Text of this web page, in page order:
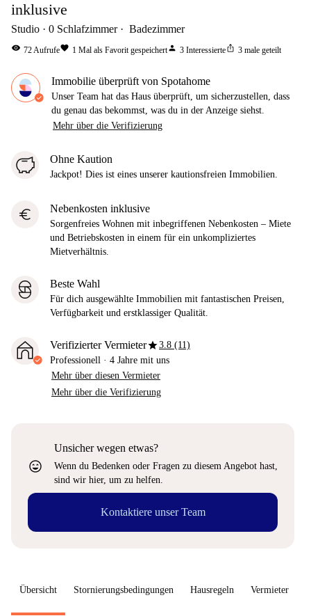
inklusive
Studio 0 Schlafzimmer Badezimmer
visibility 72Aufrufefavorite 1 Mal als Favorit gespeichertperson 3 Interessierteios_share 3 male geteilt
Immobilie überprüft von Spotahome
Unser Team hat das Haus überprüft, um sicherzustellen, dass
du genau das bekommst, was du in der Anzeige siehst.
Mehr über die Verifizierung
Ohne Kaution
Jackpot! Dies ist eines unserer kautionsfreien Immobilien.
euro Nebenkosten inklusive
Sorgenfreies Wohnen mit inbegriffenen Nebenkosten – Miete
und Betriebskosten in einem für ein unkompliziertes
Mietverhältnis.
Beste Wahl
Für dich ausgewählte Immobilien mit fantastischen Preisen,
Verfügbarkeit und erstklassiger Qualität.
Verifizierter Vermieterstar3.8 (11)
Professionell · 4 Jahre mit uns
Mehr über diesen Vermieter
Mehr über die Verifizierung
sentiment_very_satisfied
Unsicher wegen etwas?
Wenn du Bedenken oder Fragen zu diesem Angebot hast,
sind wir hier, um zu helfen.
Kontaktiere unser Team
Übersicht Stornierungsbedingungen Hausregeln Vermieter